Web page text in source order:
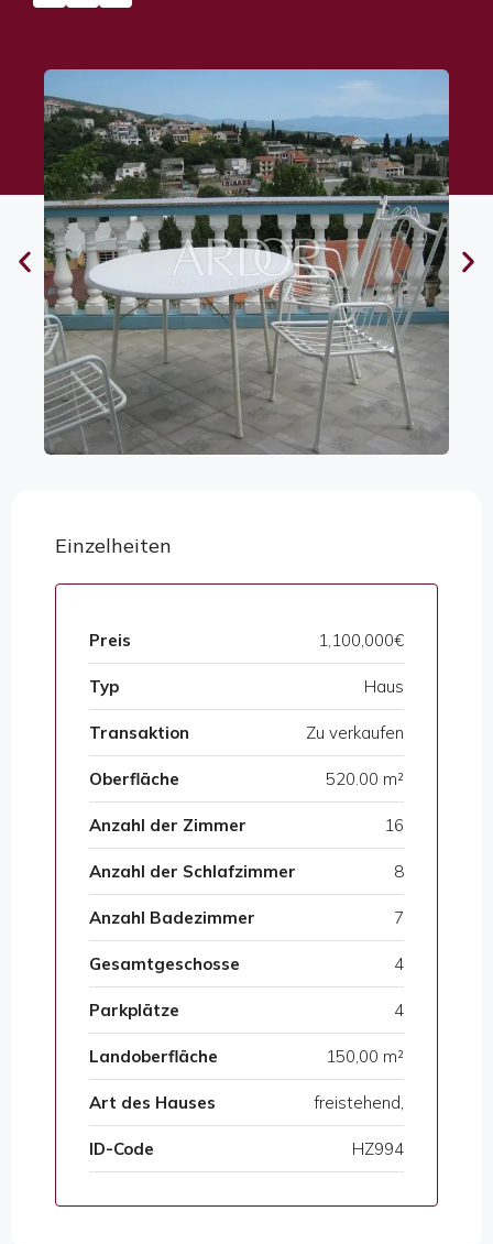
Einzelheiten
Preis 1,100,000€
Typ Haus
Transaktion Zu verkaufen
Oberfläche 520.00 m²
Anzahl der Zimmer 16
Anzahl der Schlafzimmer 8
Anzahl Badezimmer 7
Gesamtgeschosse 4
Parkplätze 4
Landoberfläche 150,00 m²
Art des Hauses freistehend,
ID-Code HZ994